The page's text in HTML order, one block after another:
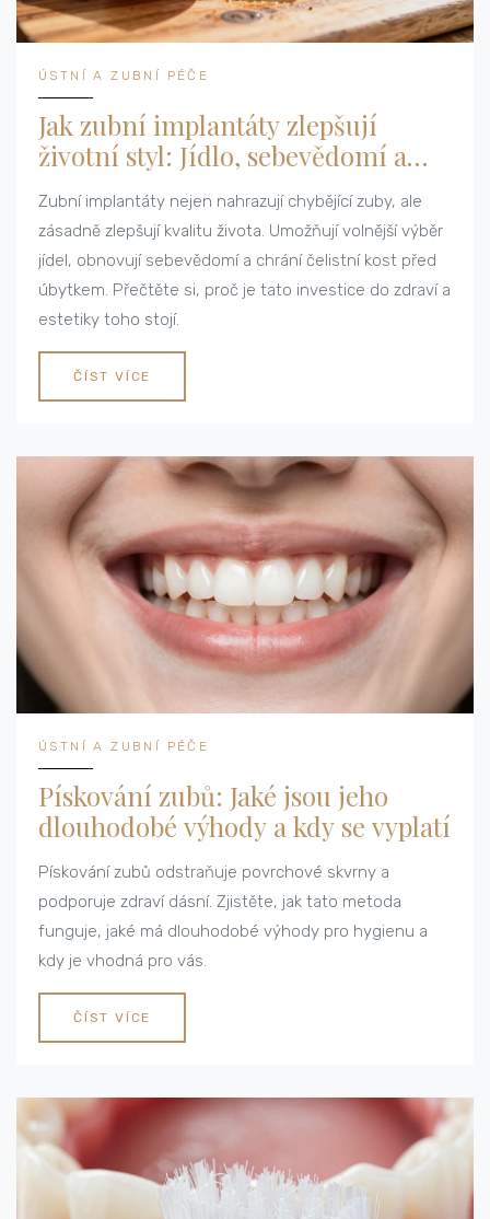
ÚSTNÍ A ZUBNÍ PÉČE
Jak zubní implantáty zlepšují
životní styl: Jídlo, sebevědomí a
dlouhodobé zdraví
Zubní implantáty nejen nahrazují chybějící zuby, ale
zásadně zlepšují kvalitu života. Umožňují volnější výběr
jídel, obnovují sebevědomí a chrání čelistní kost před
úbytkem. Přečtěte si, proč je tato investice do zdraví a
estetiky toho stojí.
ČÍST VÍCE
ÚSTNÍ A ZUBNÍ PÉČE
Pískování zubů: Jaké jsou jeho
dlouhodobé výhody a kdy se vyplatí
Pískování zubů odstraňuje povrchové skvrny a
podporuje zdraví dásní. Zjistěte, jak tato metoda
funguje, jaké má dlouhodobé výhody pro hygienu a
kdy je vhodná pro vás.
ČÍST VÍCE